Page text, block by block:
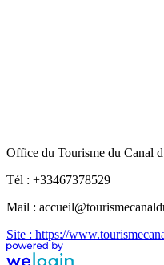
Office du Tourisme du Canal
Tél : +33467378529
Mail :
Site : https://